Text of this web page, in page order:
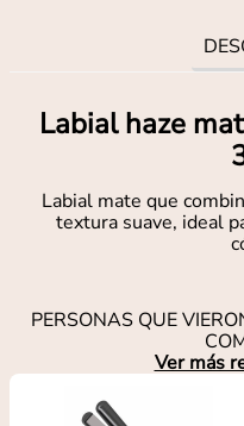
Labial haze
Labial mate que
textura suave, ideal
PERSONAS QUE
Ver más